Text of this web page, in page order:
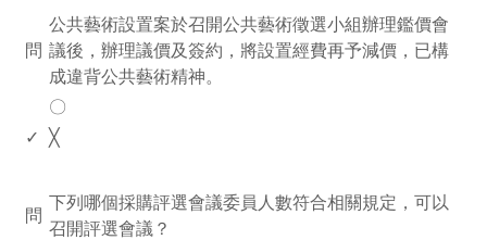
問
公共藝術設置案於召開公共藝術徵選小組辦理鑑價會
議後，辦理議價及簽約，將設置經費再予減價，已構
成違背公共藝術精神。
〇
✓ ╳
問
下列哪個採購評選會議委員人數符合相關規定，可以
召開評選會議？